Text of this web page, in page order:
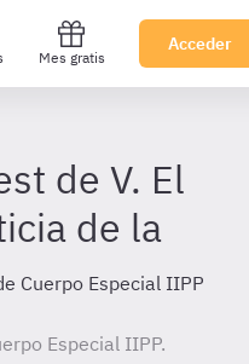
Mes gratis
Acceder
de V. El
de la
Cuerpo Especial IIPP
Especial IIPP.